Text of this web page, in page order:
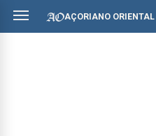
AÇORIANO ORIENTAL